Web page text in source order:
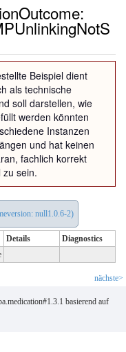
Beispiel dient
als technische
soll darstellen, wie
werden könnten
Instanzen
und hat keinen
fachlich korrekt
zu sein.
null1.0.6-2)
Details
Diagnostics
nächste>
basierend auf